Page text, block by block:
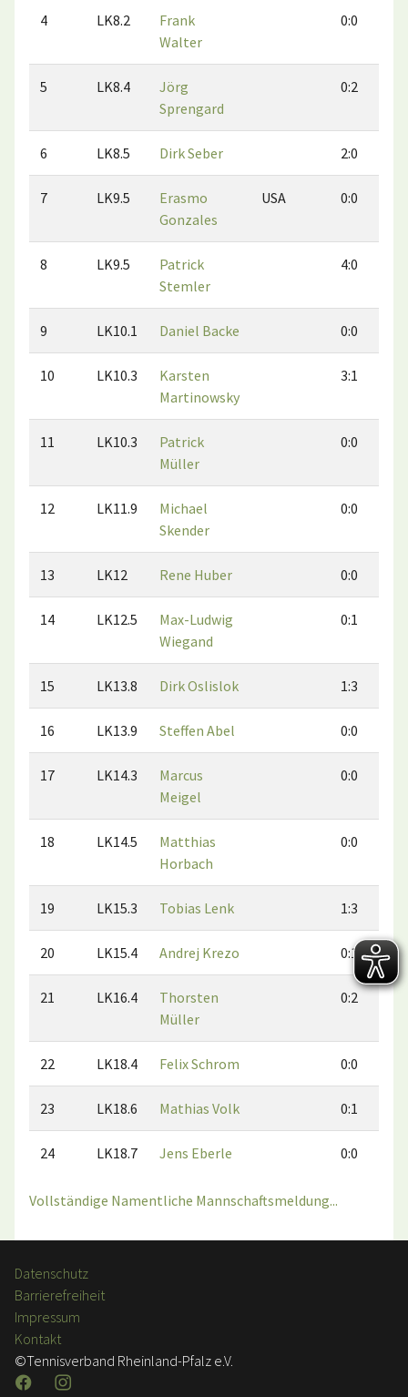
4 LK8.2
Frank
Walter
0:0
5 LK8.4
Jörg
Sprengard
0:2
6 LK8.5 Dirk Seber 2:0
7 LK9.5
Erasmo
Gonzales
USA 0:0
8 LK9.5
Patrick
Stemler
4:0
9 LK10.1 Daniel Backe 0:0
10 LK10.3
Karsten
Martinowsky
3:1
11 LK10.3
Patrick
Müller
0:0
12 LK11.9
Michael
Skender
0:0
13 LK12 Rene Huber 0:0
14 LK12.5
Max-Ludwig
Wiegand
0:1
15 LK13.8 Dirk Oslislok 1:3
16 LK13.9 Steffen Abel 0:0
17 LK14.3
Marcus
Meigel
0:0
18 LK14.5
Matthias
Horbach
0:0
19 LK15.3 Tobias Lenk 1:3
20 LK15.4 Andrej Krezo 0:1
21 LK16.4
Thorsten
Müller
0:2
22 LK18.4 Felix Schrom 0:0
23 LK18.6 Mathias Volk 0:1
24 LK18.7 Jens Eberle 0:0
Vollständige Namentliche Mannschaftsmeldung...
Datenschutz
Barrierefreiheit
Impressum
Kontakt
©Tennisverband Rheinland-Pfalz e.V.